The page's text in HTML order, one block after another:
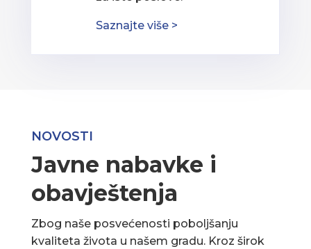
Saznajte više >
NOVOSTI
Javne nabavke i
obavještenja
Zbog naše posvećenosti poboljšanju
kvaliteta života u našem gradu. Kroz širok